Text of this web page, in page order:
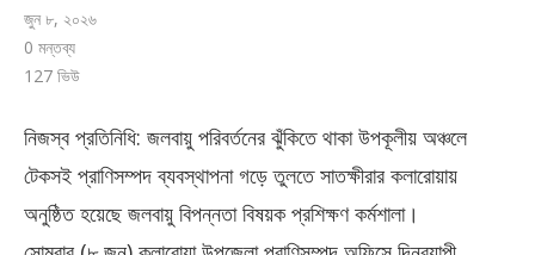
জুন ৮, ২০২৬
0 মন্তব্য
127 ভিউ
নিজস্ব প্রতিনিধি: জলবায়ু পরিবর্তনের ঝুঁকিতে থাকা উপকূলীয় অঞ্চলে
টেকসই প্রাণিসম্পদ ব্যবস্থাপনা গড়ে তুলতে সাতক্ষীরার কলারোয়ায়
অনুষ্ঠিত হয়েছে জলবায়ু বিপন্নতা বিষয়ক প্রশিক্ষণ কর্মশালা।